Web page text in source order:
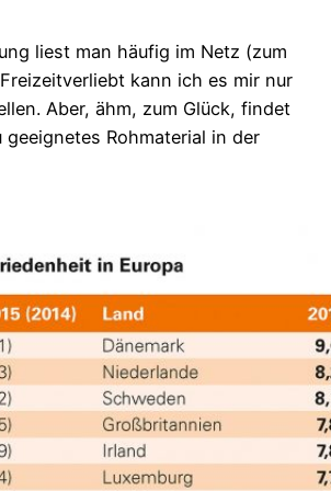
liest man häufig im Netz (zum
kann ich es mir nur
Aber, ähm, zum Glück, findet
geeignetes Rohmaterial in der